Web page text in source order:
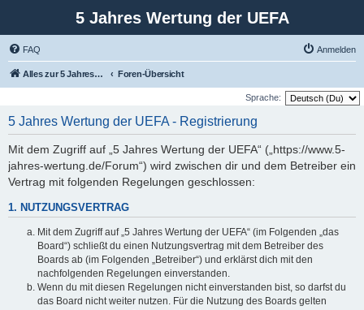
5 Jahres Wertung der UEFA
FAQ Anmelden
Alles zur 5 Jahreswertung / Tabelle der UEFA mit vielen Statistiken. Foren-Übersicht
Sprache:
5 Jahres Wertung der UEFA - Registrierung
Mit dem Zugriff auf „5 Jahres Wertung der UEFA“ („https://www.5-
jahres-wertung.de/Forum“) wird zwischen dir und dem Betreiber ein
Vertrag mit folgenden Regelungen geschlossen:
1. NUTZUNGSVERTRAG
Mit dem Zugriff auf „5 Jahres Wertung der UEFA“ (im Folgenden „das
Board“) schließt du einen Nutzungsvertrag mit dem Betreiber des
Boards ab (im Folgenden „Betreiber“) und erklärst dich mit den
nachfolgenden Regelungen einverstanden.
Wenn du mit diesen Regelungen nicht einverstanden bist, so darfst du
das Board nicht weiter nutzen. Für die Nutzung des Boards gelten